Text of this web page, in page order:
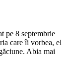
pe 8 septembrie
care îi vorbea, el
Abia mai